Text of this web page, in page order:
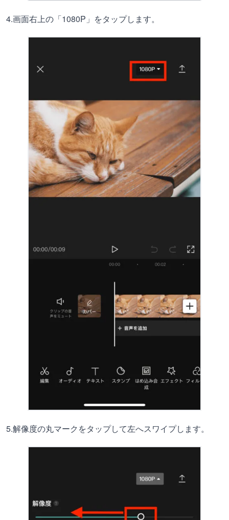
4.画面右上の「1080P」をタップします。
5.解像度の丸マークをタップして左へスワイプします。